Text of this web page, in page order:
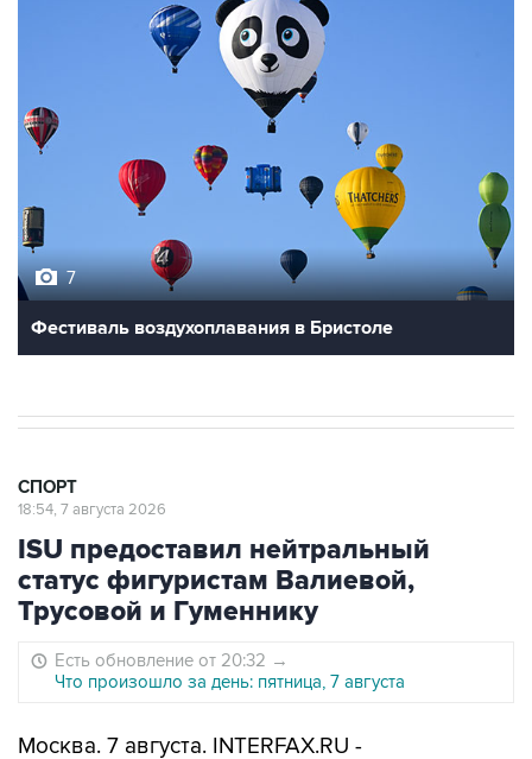
7
Фестиваль воздухоплавания в Бристоле
СПОРТ
18:54, 7 августа 2026
ISU предоставил нейтральный
статус фигуристам Валиевой,
Трусовой и Гуменнику
Есть обновление от 20:32 →
Что произошло за день: пятница, 7 августа
Москва. 7 августа. INTERFAX.RU -